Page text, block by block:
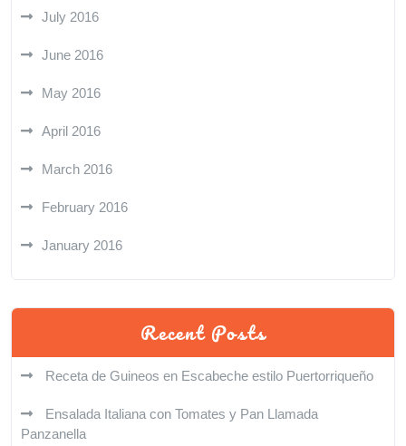
July 2016
June 2016
May 2016
April 2016
March 2016
February 2016
January 2016
Recent Posts
Receta de Guineos en Escabeche estilo Puertorriqueño
Ensalada Italiana con Tomates y Pan Llamada
Panzanella